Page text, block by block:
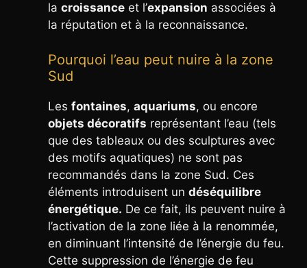
la croissance et l’expansion associées à
la réputation et à la reconnaissance.
Pourquoi l’eau peut nuire à la zone
Sud
Les fontaines, aquariums, ou encore
objets décoratifs représentant l’eau (tels
que des tableaux ou des sculptures avec
des motifs aquatiques) ne sont pas
recommandés dans la zone Sud. Ces
éléments introduisent un déséquilibre
énergétique. De ce fait, ils peuvent nuire à
l’activation de la zone liée à la renommée,
en diminuant l’intensité de l’énergie du feu.
Cette suppression de l’énergie de feu